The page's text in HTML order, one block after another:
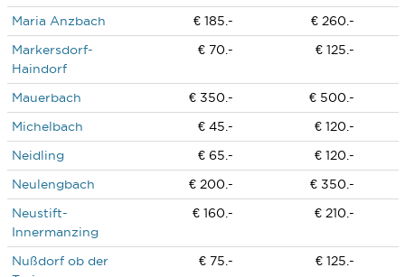
Maria Anzbach
€ 185.-
€ 260.-
Markersdorf-
Haindorf
€ 70.- € 125.-
Mauerbach € 350.-
€ 500.-
Michelbach
€ 45.-
€ 120.-
Neidling
€ 65.-
€ 120.-
Neulengbach
€ 200.-
€ 350.-
Neustift-
Innermanzing
€ 160.- € 210.-
Nußdorf ob der
€ 75.- € 125.-